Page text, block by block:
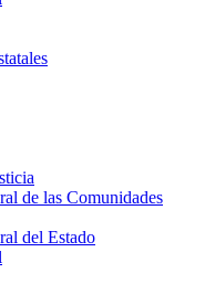
de las Comunidades
del Estado